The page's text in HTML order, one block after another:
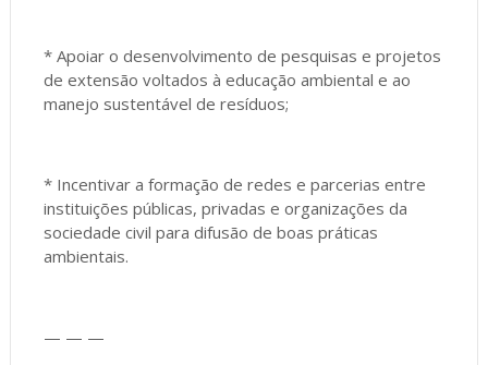
* Apoiar o desenvolvimento de pesquisas e projetos
de extensão voltados à educação ambiental e ao
manejo sustentável de resíduos;
* Incentivar a formação de redes e parcerias entre
instituições públicas, privadas e organizações da
sociedade civil para difusão de boas práticas
ambientais.
— — —